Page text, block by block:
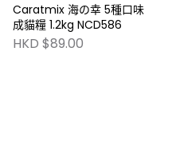
Caratmix 海の幸 5種口味
成貓糧 1.2kg NCD586
HKD $89.00